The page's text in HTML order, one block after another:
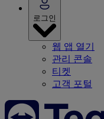
로그인
웹 앱 열기
관리 콘솔
티켓
고객 포털